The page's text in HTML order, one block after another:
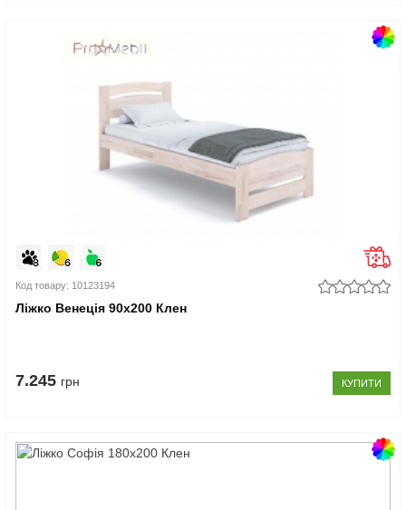
Код товару: 10123194
Ліжко Венеція 90x200 Клен
7.245 грн КУПИТИ